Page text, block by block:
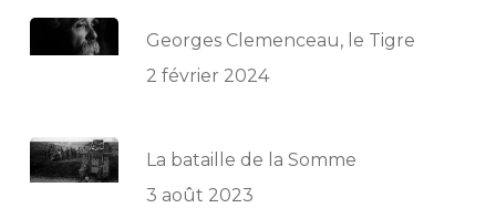
Georges Clemenceau, le Tigre
2 février 2024
La bataille de la Somme
3 août 2023